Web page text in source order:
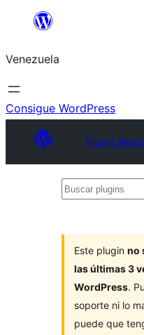
Saltar
contenido
Venezuela
Consigue WordPress
Plugin
Buscar
Este plugin no
las últimas 3
WordPress.
soporte ni lo
puede que